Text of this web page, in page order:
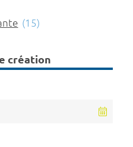
(15)
création